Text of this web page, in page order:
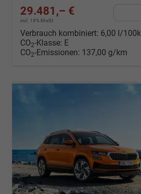
29.481,– €
incl. 19% MwSt.
Verbrauch kombiniert: 6,00 l/
CO2-Klasse: E
CO2-Emissionen: 137,00 g/km